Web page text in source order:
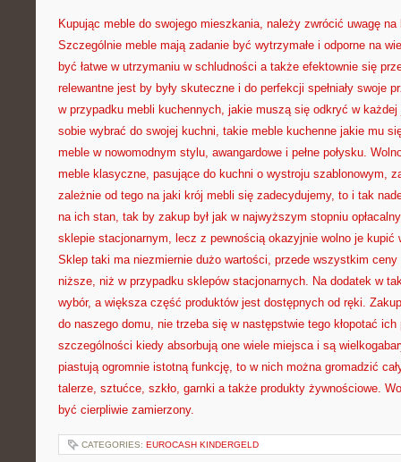
Kupując meble do swojego mieszkania, należy zwrócić uwagę
Szczególnie meble mają zadanie być wytrzymałe i odporne na
być łatwe w utrzymaniu w schludności a także efektownie się
relewantne jest by były skuteczne i do perfekcji spełniały swoje
w przypadku mebli kuchennych, jakie muszą się odkryć w
sobie wybrać do swojej kuchni, takie meble kuchenne jakie mu
meble w nowomodnym stylu, awangardowe i pełne połysku.
meble klasyczne, pasujące do kuchni o wystroju szablonowym,
zależnie od tego na jaki krój mebli się zadecydujemy, to i tak
na ich stan, tak by zakup był jak w najwyższym stopniu
sklepie stacjonarnym, lecz z pewnością okazyjnie wolno je kupić
Sklep taki ma niezmiernie dużo wartości, przede wszystkim ceny
niższe, niż w przypadku sklepów stacjonarnych. Na dodatek w
wybór, a większa część produktów jest dostępnych od ręki.
do naszego domu, nie trzeba się w następstwie tego kłopotać ich
szczególności kiedy absorbują one wiele miejsca i są
piastują ogromnie istotną funkcję, to w nich można gromadzić
talerze, sztućce, szkło, garnki a także produkty żywnościowe.
być cierpliwie zamierzony.
CATEGORIES: EUROCASH KINDERGELD